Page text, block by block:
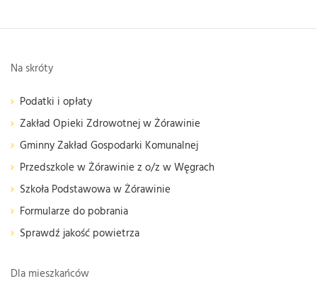
Na skróty
Podatki i opłaty
Zakład Opieki Zdrowotnej w Żórawinie
Gminny Zakład Gospodarki Komunalnej
Przedszkole w Żórawinie z o/z w Węgrach
Szkoła Podstawowa w Żórawinie
Formularze do pobrania
Sprawdź jakość powietrza
Dla mieszkańców